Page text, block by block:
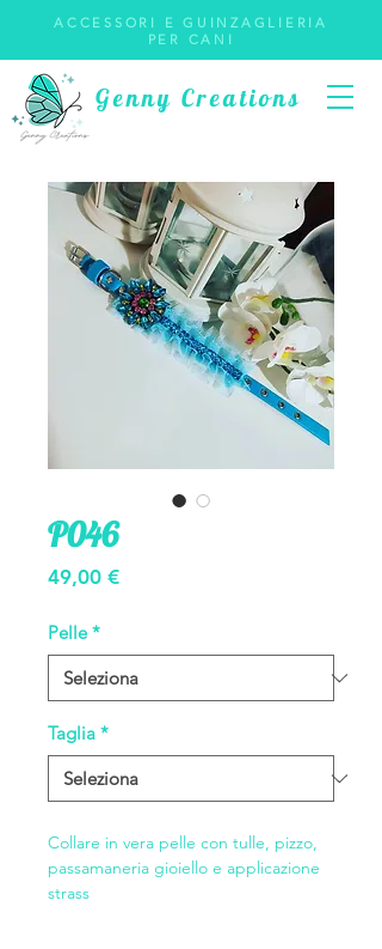
Genny Creations
ACCESSORI E GUINZAGLIERIA
PER CANI
P046
49,00 €Prezzo
Pelle *
Taglia *
Collare in vera pelle con tulle, pizzo,
passamaneria gioiello e applicazione
strass